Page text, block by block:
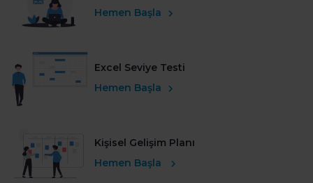
Hemen Başla
Excel Seviye Testi
Hemen Başla
Kişisel Gelişim Planı
Hemen Başla